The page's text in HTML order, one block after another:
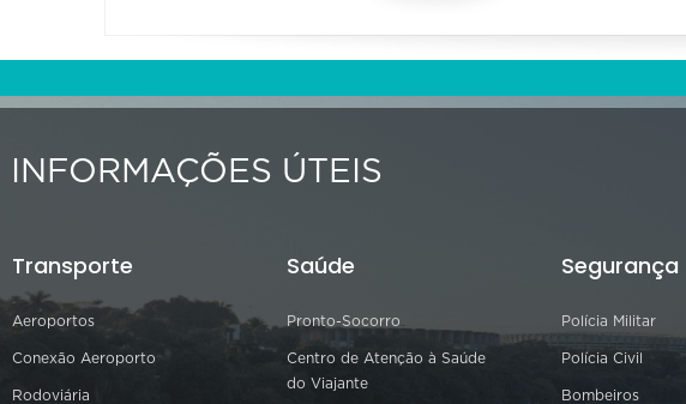
INFORMAÇÕES ÚTEIS
Transporte
Aeroportos
Conexão Aeroporto
Rodoviária
Saúde
Pronto-Socorro
Centro de Atenção à Saúde
do Viajante
Segurança
Polícia Militar
Polícia Civil
Bombeiros